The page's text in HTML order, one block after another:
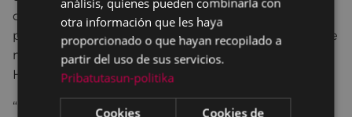
que aborda reflexiones y vivencias sobre el
periodismo, la política, el arte y el acuerpamiento de
mujeres y organizaciones en Guatemala y Euskal
Herria.
“ Derechos Humanos de las Humanas
otra información que les haya
proporcionado o que hayan recopilado a
partir del uso de sus servicios.
Pribatutasun-politika
Cookies
Cookies de